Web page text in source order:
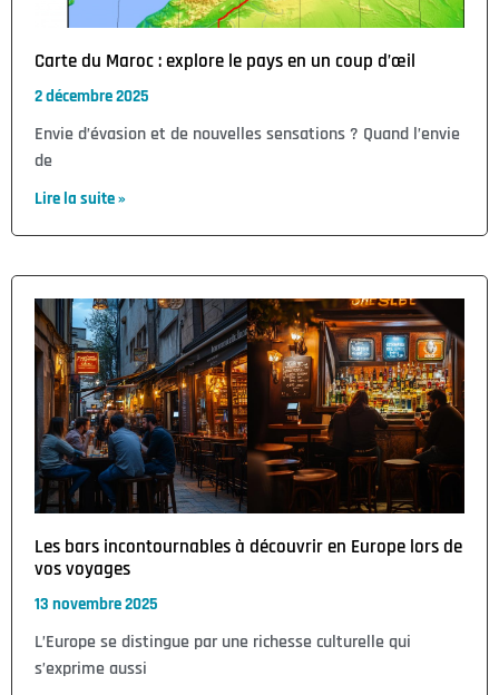
Carte du Maroc : explore le pays en un coup d’œil
2 décembre 2025
Envie d’évasion et de nouvelles sensations ? Quand l’envie
de
Lire la suite »
Les bars incontournables à découvrir en Europe lors de
vos voyages
13 novembre 2025
L’Europe se distingue par une richesse culturelle qui
s’exprime aussi